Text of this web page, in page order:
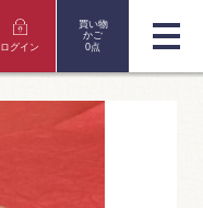
ログイン
買い物
かご
0点